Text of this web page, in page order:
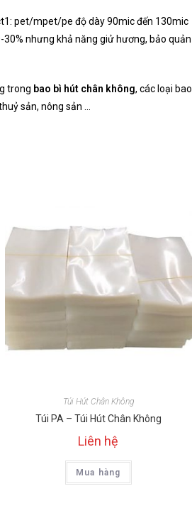
pet/mpet/pe độ dày 90mic đến 130mic
nhưng khả năng giử hương, bảo quản
trong bao bì hút chân không, các loại bao
sản, nông sản …
Túi Hút Chân Không
Túi PA – Túi Hút Chân Không
Liên hệ
Mua hàng